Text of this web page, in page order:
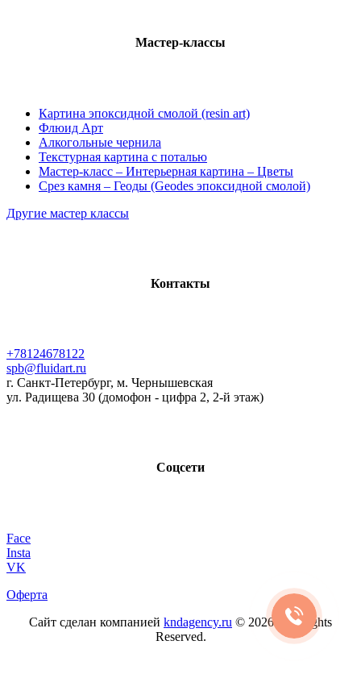
Мастер-классы
Картина эпоксидной смолой (resin art)
Флюид Арт
Алкогольные чернила
Текстурная картина с поталью
Мастер-класс – Интерьерная картина – Цветы
Срез камня – Геоды (Geodes эпоксидной смолой)
Другие мастер классы
Контакты
+78124678122
spb@fluidart.ru
г. Санкт-Петербург, м. Чернышевская
ул. Радищева 30 (домофон - цифра 2, 2-й этаж)
Соцсети
Face
Insta
VK
Оферта
Сайт сделан компанией kndagency.ru © 2026. All Rights
Reserved.